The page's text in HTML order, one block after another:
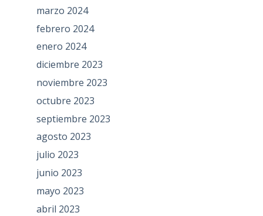
marzo 2024
febrero 2024
enero 2024
diciembre 2023
noviembre 2023
octubre 2023
septiembre 2023
agosto 2023
julio 2023
junio 2023
mayo 2023
abril 2023